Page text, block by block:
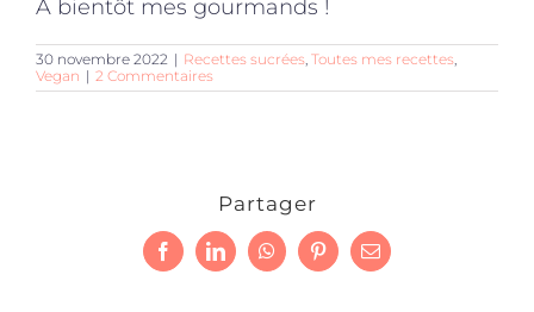
A bientôt mes gourmands !
30 novembre 2022 | Recettes sucrées Toutes mes recettes
Vegan | 2 Commentaires
Partager
FacebookLinkedInWhatsAppPinterestEmail